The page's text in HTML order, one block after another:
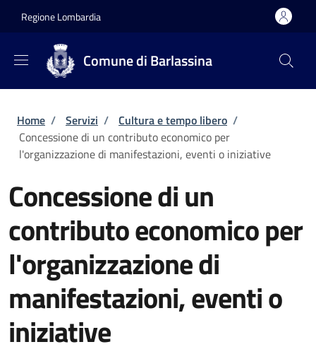
Regione Lombardia
Comune di Barlassina
Briciole di pane
Home / Servizi / Cultura e tempo libero /
Concessione di un contributo economico per
l'organizzazione di manifestazioni, eventi o iniziative
Concessione di un
contributo economico per
l'organizzazione di
manifestazioni, eventi o
iniziative